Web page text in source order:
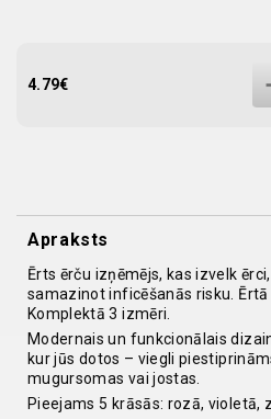
4.79€
Apraksts
Ērts ērču izņēmējs, kas izvelk
samazinot inficēšanās risku.
Komplektā 3 izmēri.
Modernais un funkcionālais
kur jūs dotos – viegli
mugursomas vai jostas.
Pieejams 5 krāsās: rozā, violetā,